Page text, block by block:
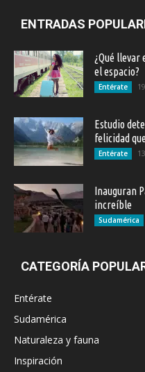
ENTRADAS
¿Qué
el espacio?
Entérate
Estudio
felicidad
Entérate
Inauguran
increíble
Sudamérica
CATEGORÍA
Entérate
Sudamérica
Naturaleza y fauna
Inspiración